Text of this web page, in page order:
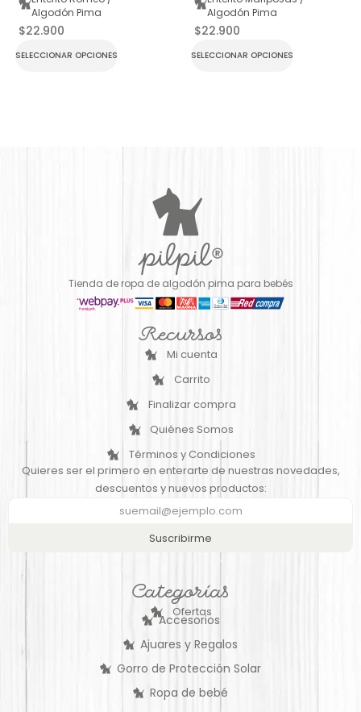
Algodón Pima
$22.900
SELECCIONAR OPCIONES
Algodón Pima
$22.900
SELECCIONAR OPCIONES
Tienda de ropa de algodón pima para bebés
Recursos
Mi cuenta
Carrito
Finalizar compra
Quiénes Somos
Términos y Condiciones
Quieres ser el primero en enterarte de nuestras novedades,
descuentos y nuevos productos:
Suscribirme
Categorías
Ofertas
Accesorios
Ajuares y Regalos
Gorro de Protección Solar
Ropa de bebé